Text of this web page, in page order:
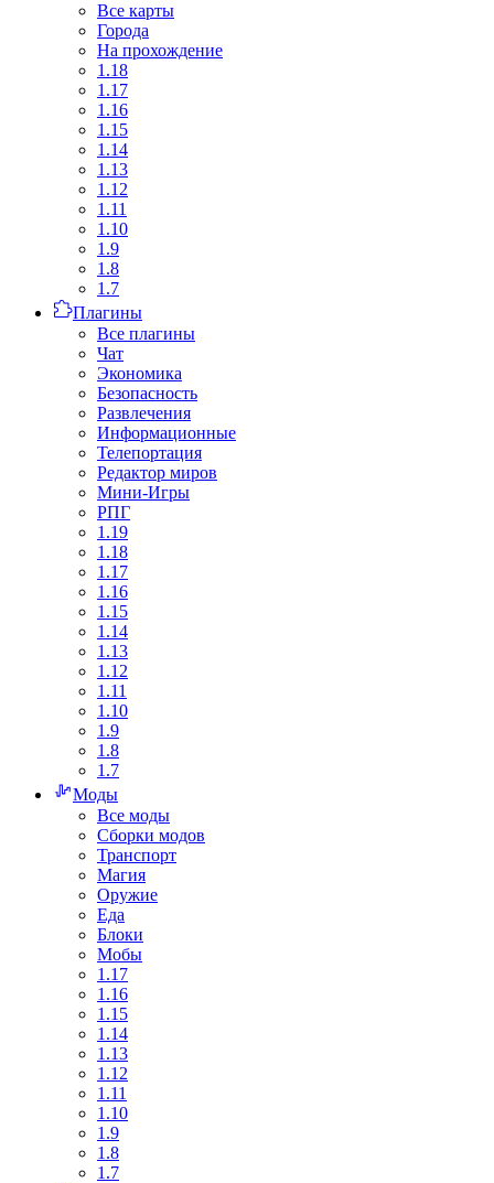
Все карты
Города
На прохождение
1.18
1.17
1.16
1.15
1.14
1.13
1.12
1.11
1.10
1.9
1.8
1.7
Плагины
Все плагины
Чат
Экономика
Безопасность
Развлечения
Информационные
Телепортация
Редактор миров
Мини-Игры
РПГ
1.19
1.18
1.17
1.16
1.15
1.14
1.13
1.12
1.11
1.10
1.9
1.8
1.7
Моды
Все моды
Сборки модов
Транспорт
Магия
Оружие
Еда
Блоки
Мобы
1.17
1.16
1.15
1.14
1.13
1.12
1.11
1.10
1.9
1.8
1.7